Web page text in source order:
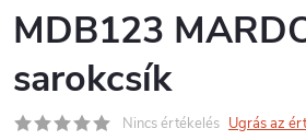
MDB123
sarokcsík
Nincs értékelés Ugrás az